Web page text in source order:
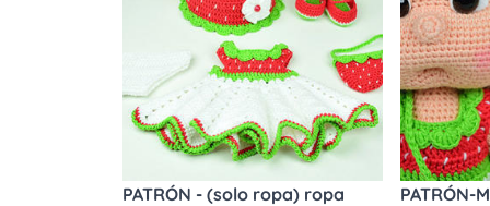
PATRÓN - (solo ropa) ropa
PATRÓN-